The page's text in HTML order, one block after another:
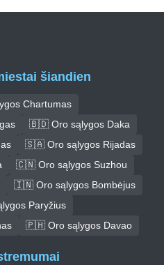
šiandien
Chartumas
🇧🇩 Oro sąlygos Daka
🇸🇦 Oro sąlygos Rijadas
🇨🇳 Oro sąlygos Suzhou
🇮🇳 Oro sąlygos Bombėjus
Paryžius
🇵🇭 Oro sąlygos Davao